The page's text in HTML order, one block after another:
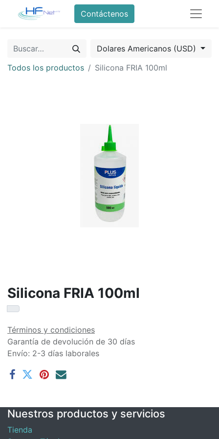
Contáctenos
Dolares Americanos (USD)
Todos los productos
Silicona FRIA 100ml
Silicona FRIA 100ml
Términos y condiciones
Garantía de devolución de 30 días
Envío: 2-3 días laborales
Nuestros productos y servicios
Tienda